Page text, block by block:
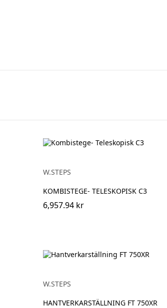
W.STEPS
KOMBISTEGE- TELESKOPISK C3
6,957.94 kr
W.STEPS
HANTVERKARSTÄLLNING FT 750XR